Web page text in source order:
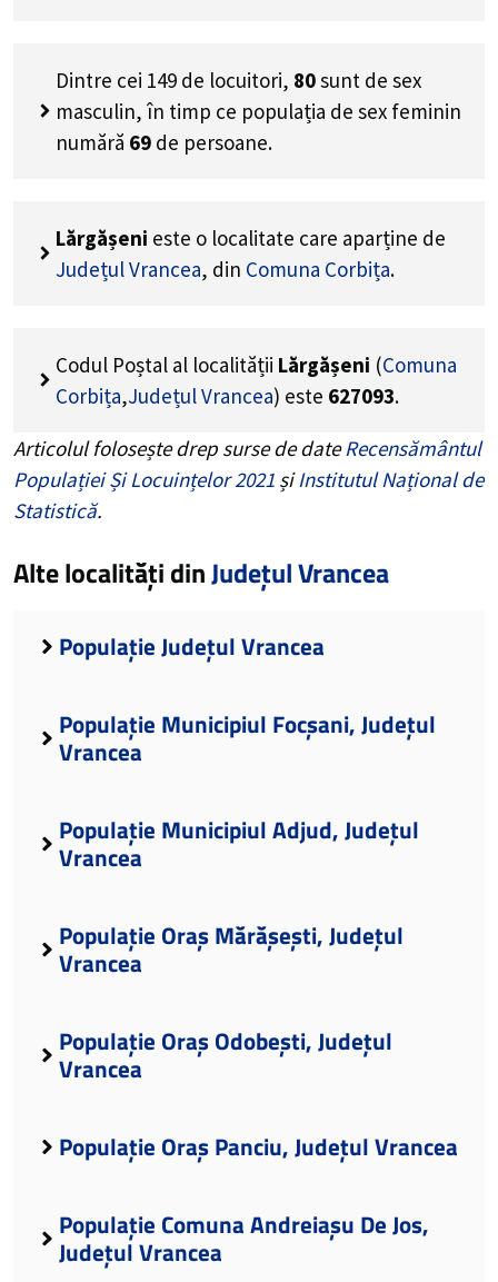
Dintre cei 149 de locuitori, 80sunt de sex
masculin, în timp ce populația de sex feminin
numără 69 de persoane.
Lărgășeni este o localitate care aparține de
Județul Vrancea, din Comuna Corbița.
Codul Poștal al localității Lărgășeni (Comuna
Corbița,Județul Vrancea) este 627093.
Articolul folosește drep surse de dateRecensământul
Populației Și Locuințelor 2021 șiInstitutul Național de
Statistică.
Alte localități dinJudețul Vrancea
Populație Județul Vrancea
Populație Municipiul Focșani, Județul
Vrancea
Populație Municipiul Adjud, Județul
Vrancea
Populație Oraș Mărășești, Județul
Vrancea
Populație Oraș Odobești, Județul
Vrancea
Populație Oraș Panciu, Județul Vrancea
Populație Comuna Andreiașu De Jos,
Județul Vrancea